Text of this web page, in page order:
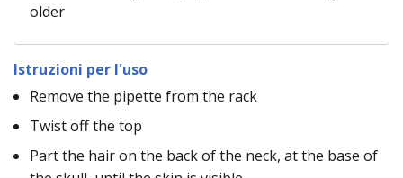
older
Istruzioni per l'uso
Remove the pipette from the rack
Twist off the top
Part the hair on the back of the neck, at the base of